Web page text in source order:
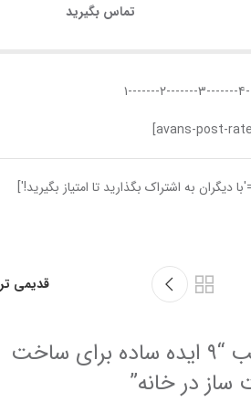
تماس بگیرید
قدیمی تر
۹ ایده ساده برای ساخت
در خانه”